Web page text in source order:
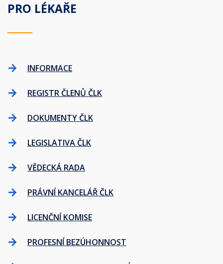
PRO LÉKAŘE
INFORMACE
REGISTR ČLENŮ ČLK
DOKUMENTY ČLK
LEGISLATIVA ČLK
VĚDECKÁ RADA
PRÁVNÍ KANCELÁŘ ČLK
LICENČNÍ KOMISE
PROFESNÍ BEZÚHONNOST